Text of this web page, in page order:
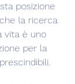
posizione
la ricerca
vita è uno
per la